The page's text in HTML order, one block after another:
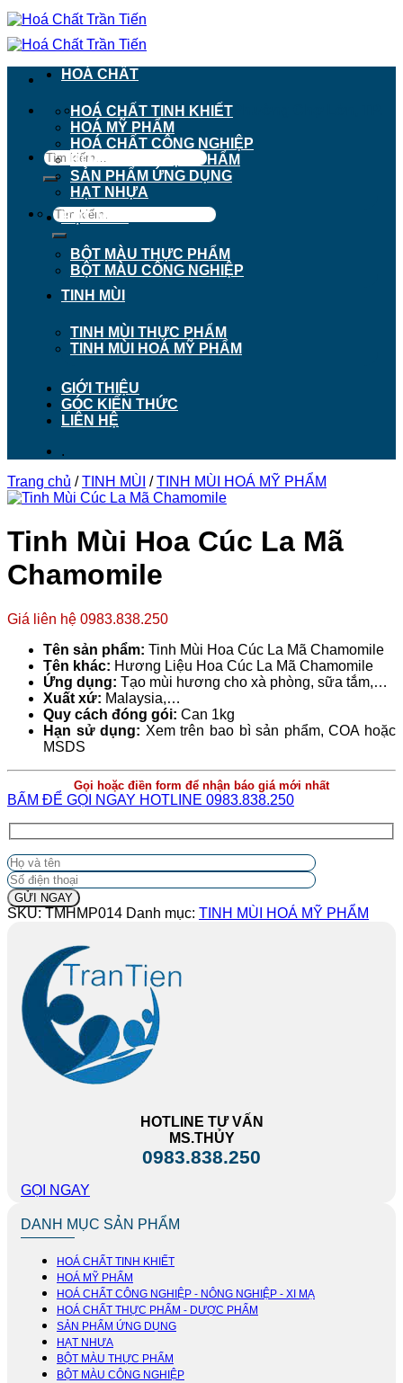
Chuyển
đến
nội
911 - 913 Nguyễn Trãi, Phường Chợ Lớn, TP.
Hồ Chí Minh
Tìm
kiếm:
Tìm
kiếm:
HOÁ CHẤT
HOÁ CHẤT TINH KHIẾT
HOÁ MỸ PHẨM
HOÁ CHẤT CÔNG NGHIỆP
HOÁ CHẤT THỰC PHẨM
SẢN PHẨM ỨNG DỤNG
HẠT NHỰA
BỘT MÀU
BỘT MÀU THỰC PHẨM
BỘT MÀU CÔNG NGHIỆP
TINH MÙI
TINH MÙI THỰC PHẨM
TINH MÙI HOÁ MỸ PHẨM
GIỚI THIỆU
GÓC KIẾN THỨC
LIÊN HỆ
.
Trang chủ / TINH MÙI / TINH MÙI HOÁ MỸ PHẨM
Tinh Mùi Hoa Cúc La Mã
Chamomile
Giá liên hệ 0983.838.250
Tên sản phẩm: Tinh Mùi Hoa Cúc La Mã Chamomile
Tên khác: Hương Liệu Hoa Cúc La Mã Chamomile
Ứng dụng: Tạo mùi hương cho xà phòng, sữa tắm,…
Xuất xứ: Malaysia,…
Quy cách đóng gói: Can 1kg
Hạn sử dụng: Xem trên bao bì sản phẩm, COA hoặc
MSDS
Gọi hoặc điền form để nhận báo giá mới nhất
BẤM ĐỂ GỌI NGAY HOTLINE 0983.838.250
SKU: TMHMP014 Danh mục: TINH MÙI HOÁ MỸ PHẨM
HOTLINE TƯ VẤN
MS.THỦY
0983.838.250
GỌI NGAY
DANH MỤC SẢN PHẨM
HOÁ CHẤT TINH KHIẾT
HOÁ MỸ PHẨM
HOÁ CHẤT CÔNG NGHIỆP - NÔNG NGHIỆP - XI MẠ
HOÁ CHẤT THỰC PHẨM - DƯỢC PHẨM
SẢN PHẨM ỨNG DỤNG
HẠT NHỰA
BỘT MÀU THỰC PHẨM
BỘT MÀU CÔNG NGHIỆP